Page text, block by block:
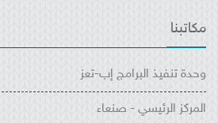
مكاتبنا
وحدة تنفيذ البرامج إب-تعز
المركز الرئيسي - صنعاء